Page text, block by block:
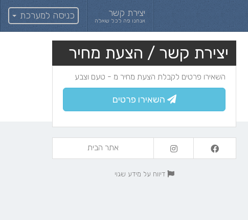
יצירת קשר
אנחנו פה לכל שאלה כניסה למערכת
יצירת קשר / הצעת מחיר
השאירו פרטים לקבלת הצעת מחיר מ - טעם וצבע
השאירו פרטים
אתר הבית
דיווח על מידע שגוי